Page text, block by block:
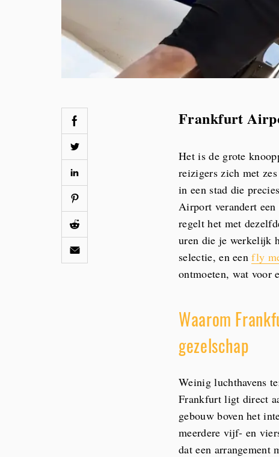
Frankfurt
Het is de grote
reizigers zich met
in een stad die
Airport verandert
regelt het met
uren die je werkelijk
selectie, en eenfly
ontmoeten, wat voor
Waarom
gezelschap
Weinig luchthavens
Frankfurt ligt direct
gebouw boven het
meerdere vijf- en
dat een arrangement